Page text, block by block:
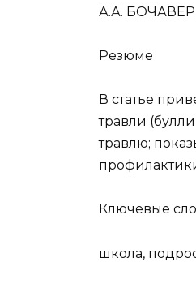
А.А.
Резюме
В статье
травли
травлю;
Ключевые
школа,